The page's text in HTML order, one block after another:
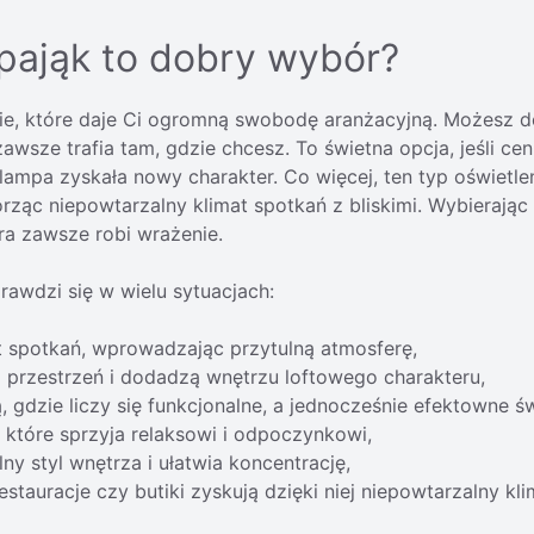
to dobry wybór?
które daje Ci ogromną swobodę aranżacyjną. Możesz
trafia tam, gdzie chcesz. To świetna opcja, jeśli
zyskała nowy charakter. Co więcej, ten typ
niepowtarzalny klimat spotkań z bliskimi.
zawsze robi wrażenie.
się w wielu sytuacjach:
spotkań, wprowadzając przytulną atmosferę,
przestrzeń i dodadzą wnętrzu loftowego charakteru,
gdzie liczy się funkcjonalne, a jednocześnie efektowne
które sprzyja relaksowi i odpoczynkowi,
styl wnętrza i ułatwia koncentrację,
czy butiki zyskują dzięki niej niepowtarzalny